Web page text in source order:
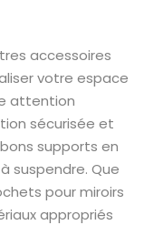
accessoires
votre espace
attention
sécurisée et
supports en
suspendre. Que
pour miroirs
appropriés